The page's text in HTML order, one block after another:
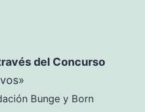
del Concurso
Bunge y Born